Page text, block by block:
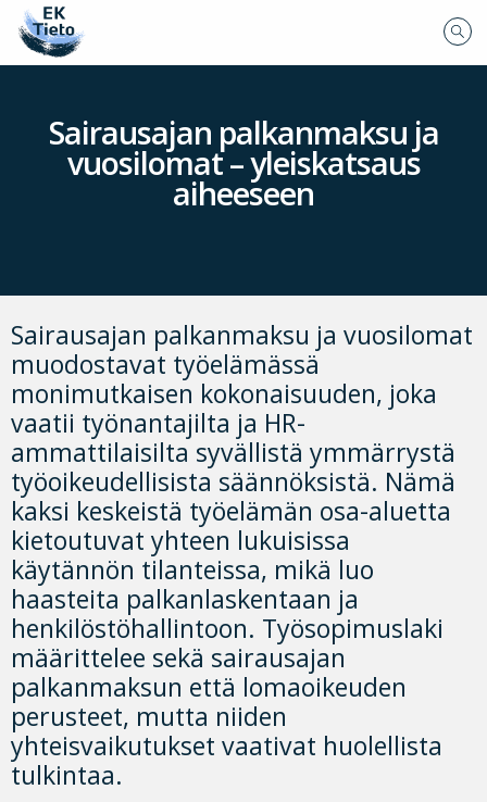
Sairausajan palkanmaksu ja
vuosilomat – yleiskatsaus
aiheeseen
Sairausajan palkanmaksu ja vuosilomat
muodostavat työelämässä
monimutkaisen kokonaisuuden, joka
vaatii työnantajilta ja HR-
ammattilaisilta syvällistä ymmärrystä
työoikeudellisista säännöksistä. Nämä
kaksi keskeistä työelämän osa-aluetta
kietoutuvat yhteen lukuisissa
käytännön tilanteissa, mikä luo
haasteita palkanlaskentaan ja
henkilöstöhallintoon. Työsopimuslaki
määrittelee sekä sairausajan
palkanmaksun että lomaoikeuden
perusteet, mutta niiden
yhteisvaikutukset vaativat huolellista
tulkintaa.